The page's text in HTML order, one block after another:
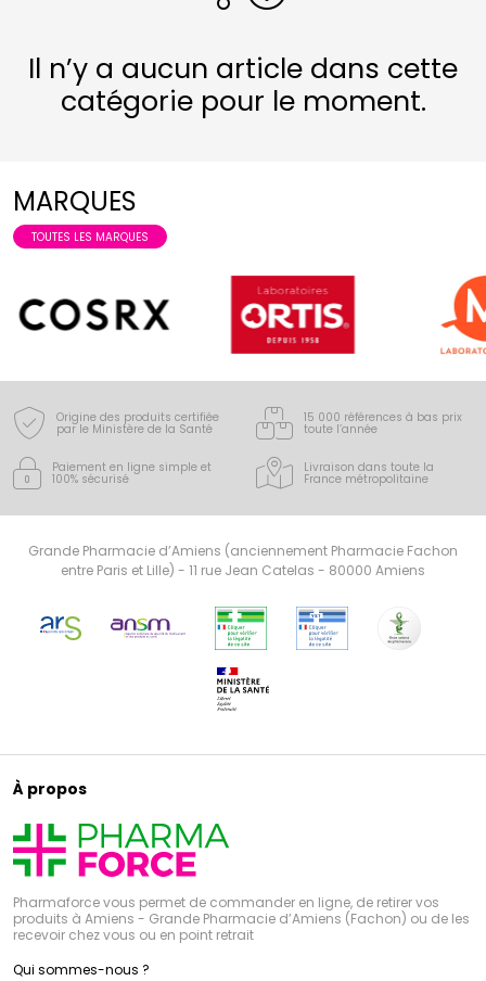
Il n’y a aucun article dans cette
catégorie pour le moment.
MARQUES
TOUTES LES MARQUES
Origine des produits certifiée
par le Ministère de la Santé
15 000 références à bas prix
toute l’année
Paiement en ligne simple et
100% sécurisé
Livraison dans toute la
France métropolitaine
Grande Pharmacie d’Amiens (anciennement Pharmacie Fachon
entre Paris et Lille) - 11 rue Jean Catelas - 80000 Amiens
À propos
Pharmaforce vous permet de commander en ligne, de retirer vos
produits à Amiens - Grande Pharmacie d’Amiens (Fachon) ou de les
recevoir chez vous ou en point retrait
Qui sommes-nous ?